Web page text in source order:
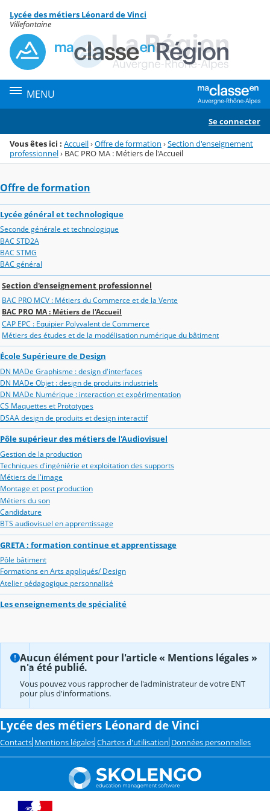
Menu de la rubrique
Contenu
Lycée des métiers Léonard de Vinci
Villefontaine
MENU
Se connecter
Vous êtes ici : Accueil›Offre de formation ›Section d'enseignement
professionnel› BAC PRO MA : Métiers de l'Accueil
Offre de formation
Lycée général et technologique
Seconde générale et technologique
BAC STD2A
BAC STMG
BAC général
Section d'enseignement professionnel
BAC PRO MCV : Métiers du Commerce et de la Vente
BAC PRO MA : Métiers de l'Accueil
CAP EPC : Equipier Polyvalent de Commerce
Métiers des études et de la modélisation numérique du bâtiment
École Supérieure de Design
DN MADe Graphisme : design d'interfaces
DN MADe Objet : design de produits industriels
DN MADe Numérique : interaction et expérimentation
CS Maquettes et Prototypes
DSAA design de produits et design interactif
Pôle supérieur des métiers de l'Audiovisuel
Gestion de la production
Techniques d'ingéniérie et exploitation des supports
Métiers de l'image
Montage et post production
Métiers du son
Candidature
BTS audiovisuel en apprentissage
GRETA : formation continue et apprentissage
Pôle bâtiment
Formations en Arts appliqués/ Design
Atelier pédagogique personnalisé
Les enseignements de spécialité
Aucun élément pour l'article « Mentions légales »
n'a été publié.
Vous pouvez vous rapprocher de l'administrateur de votre ENT
pour plus d'informations.
Lycée des métiers Léonard de Vinci
Contacts Mentions légales Chartes d'utilisation Données personnelles